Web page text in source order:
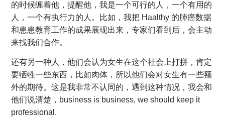
的时候缠着他，提醒他，我是一个可行的人，一个有用的
人，一个有执行力的人。比如，我把 Haalthy 的肺癌数据
和患患教育工作的成果展现出来，专家们看到后，会主动
来找我们合作。
还有另一种人，他们会认为女生在这个社会上打拼，肯定
要牺牲一些东西，比如肉体，所以他们会对女生有一些额
外的期待。这是我非常不认同的，遇到这种情况，我会和
他们说清楚，business is business, we should keep it
professional.